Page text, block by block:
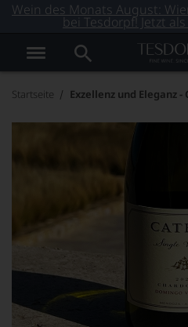
Wein des Monats August:
bei Tesdorpf! Jetzt
Startseite Exzellenz und Eleganz